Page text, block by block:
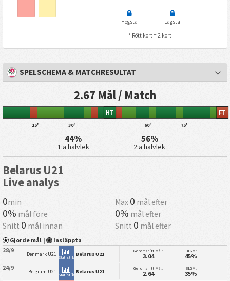
Högsta
Lägsta
* Rött kort = 2 kort.
SPELSCHEMA & MATCHRESULTAT
2.67 Mål / Match
15' 30'
HT
60' 75'
FT
44%
1:a halvlek
56%
2:a halvlek
Belarus U21
Live analys
0min Max 0 mål efter
0% mål före 0% mål efter
Snitt 0 mål innan Snitt 0 mål efter
Gjorde mål | Insläppta
28/9 Denmark U21
Statistik
Belarus U21 Genomsnitt Mål:
3.04
BLGM:
45%
24/9 Belgium U21
Statistik
Belarus U21 Genomsnitt Mål:
2.64
BLGM:
35%